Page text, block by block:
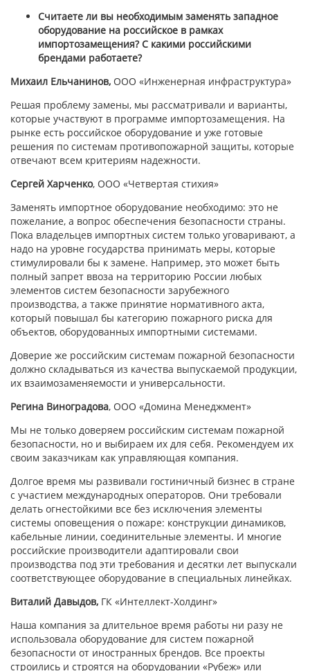
Считаете ли вы необходимым заменять западное
оборудование на российское в рамках
импортозамещения? С какими российскими
брендами работаете?
Михаил Ельчанинов, ООО «Инженерная инфраструктура»
Решая проблему замены, мы рассматривали и варианты,
которые участвуют в программе импортозамещения. На
рынке есть российское оборудование и уже готовые
решения по системам противопожарной защиты, которые
отвечают всем критериям надежности.
Сергей Харченко, ООО «Четвертая стихия»
Заменять импортное оборудование необходимо: это не
пожелание, а вопрос обеспечения безопасности страны.
Пока владельцев импортных систем только уговаривают, а
надо на уровне государства принимать меры, которые
стимулировали бы к замене. Например, это может быть
полный запрет ввоза на территорию России любых
элементов систем безопасности зарубежного
производства, а также принятие нормативного акта,
который повышал бы категорию пожарного риска для
объектов, оборудованных импортными системами.
Доверие же российским системам пожарной безопасности
должно складываться из качества выпускаемой продукции,
их взаимозаменяемости и универсальности.
Регина Виноградова, ООО «Домина Менеджмент»
Мы не только доверяем российским системам пожарной
безопасности, но и выбираем их для себя. Рекомендуем их
своим заказчикам как управляющая компания.
Долгое время мы развивали гостиничный бизнес в стране
с участием международных операторов. Они требовали
делать огнестойкими все без исключения элементы
системы оповещения о пожаре: конструкции динамиков,
кабельные линии, соединительные элементы. И многие
российские производители адаптировали свои
производства под эти требования и десятки лет выпускали
соответствующее оборудование в специальных линейках.
Виталий Давыдов, ГК «Интеллект-Холдинг»
Наша компания за длительное время работы ни разу не
использовала оборудование для систем пожарной
безопасности от иностранных брендов. Все проекты
строились и строятся на оборудовании «Рубеж» или